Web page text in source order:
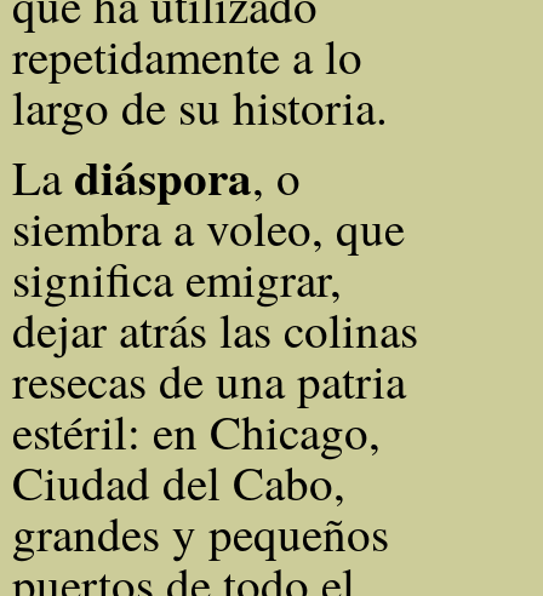
repetidamente a lo
largo de su historia.
Ladiáspora, o
siembra a voleo, que
significa emigrar,
dejar atrás las colinas
resecas de una patria
estéril: en Chicago,
Ciudad del Cabo,
grandes y pequeños